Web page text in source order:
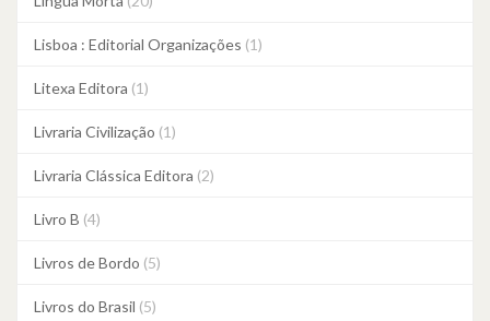
Lisboa : Editorial Organizações (1)
Litexa Editora (1)
Livraria Civilização (1)
Livraria Clássica Editora (2)
Livro B (4)
Livros de Bordo (5)
Livros do Brasil (5)